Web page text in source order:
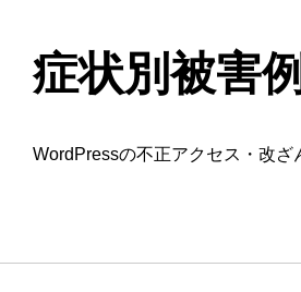
症状別被害例
WordPressの不正アクセス・改ざ